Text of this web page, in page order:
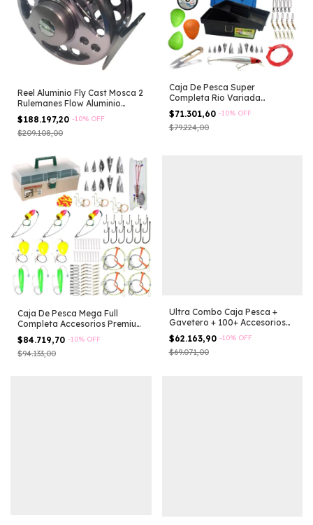
Reel Aluminio Fly Cast Mosca 2
Rulemanes Flow Aluminio
3/4/5 Plateado
Derecho/izquierdo
$188.197,20 -10% OFF
$209.108,00
Caja De Pesca Super
Completa Rio Variada
Accesorios + Lineas
$71.301,60 -10% OFF
$79.224,00
Caja De Pesca Mega Full
Completa Accesorios Premium
Rio
$84.719,70 -10% OFF
$94.133,00
Ultra Combo Caja Pesca +
Gavetero + 100+ Accesorios
Rio Lago
$62.163,90 -10% OFF
$69.071,00